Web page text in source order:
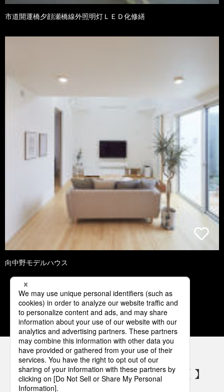
市道開運橋夕顔瀬橋線外照明灯ＬＥＤ化修繕
向中野モデルハウス
1 2 3 4 5
パナソニックの電気設備 SNSアカウント